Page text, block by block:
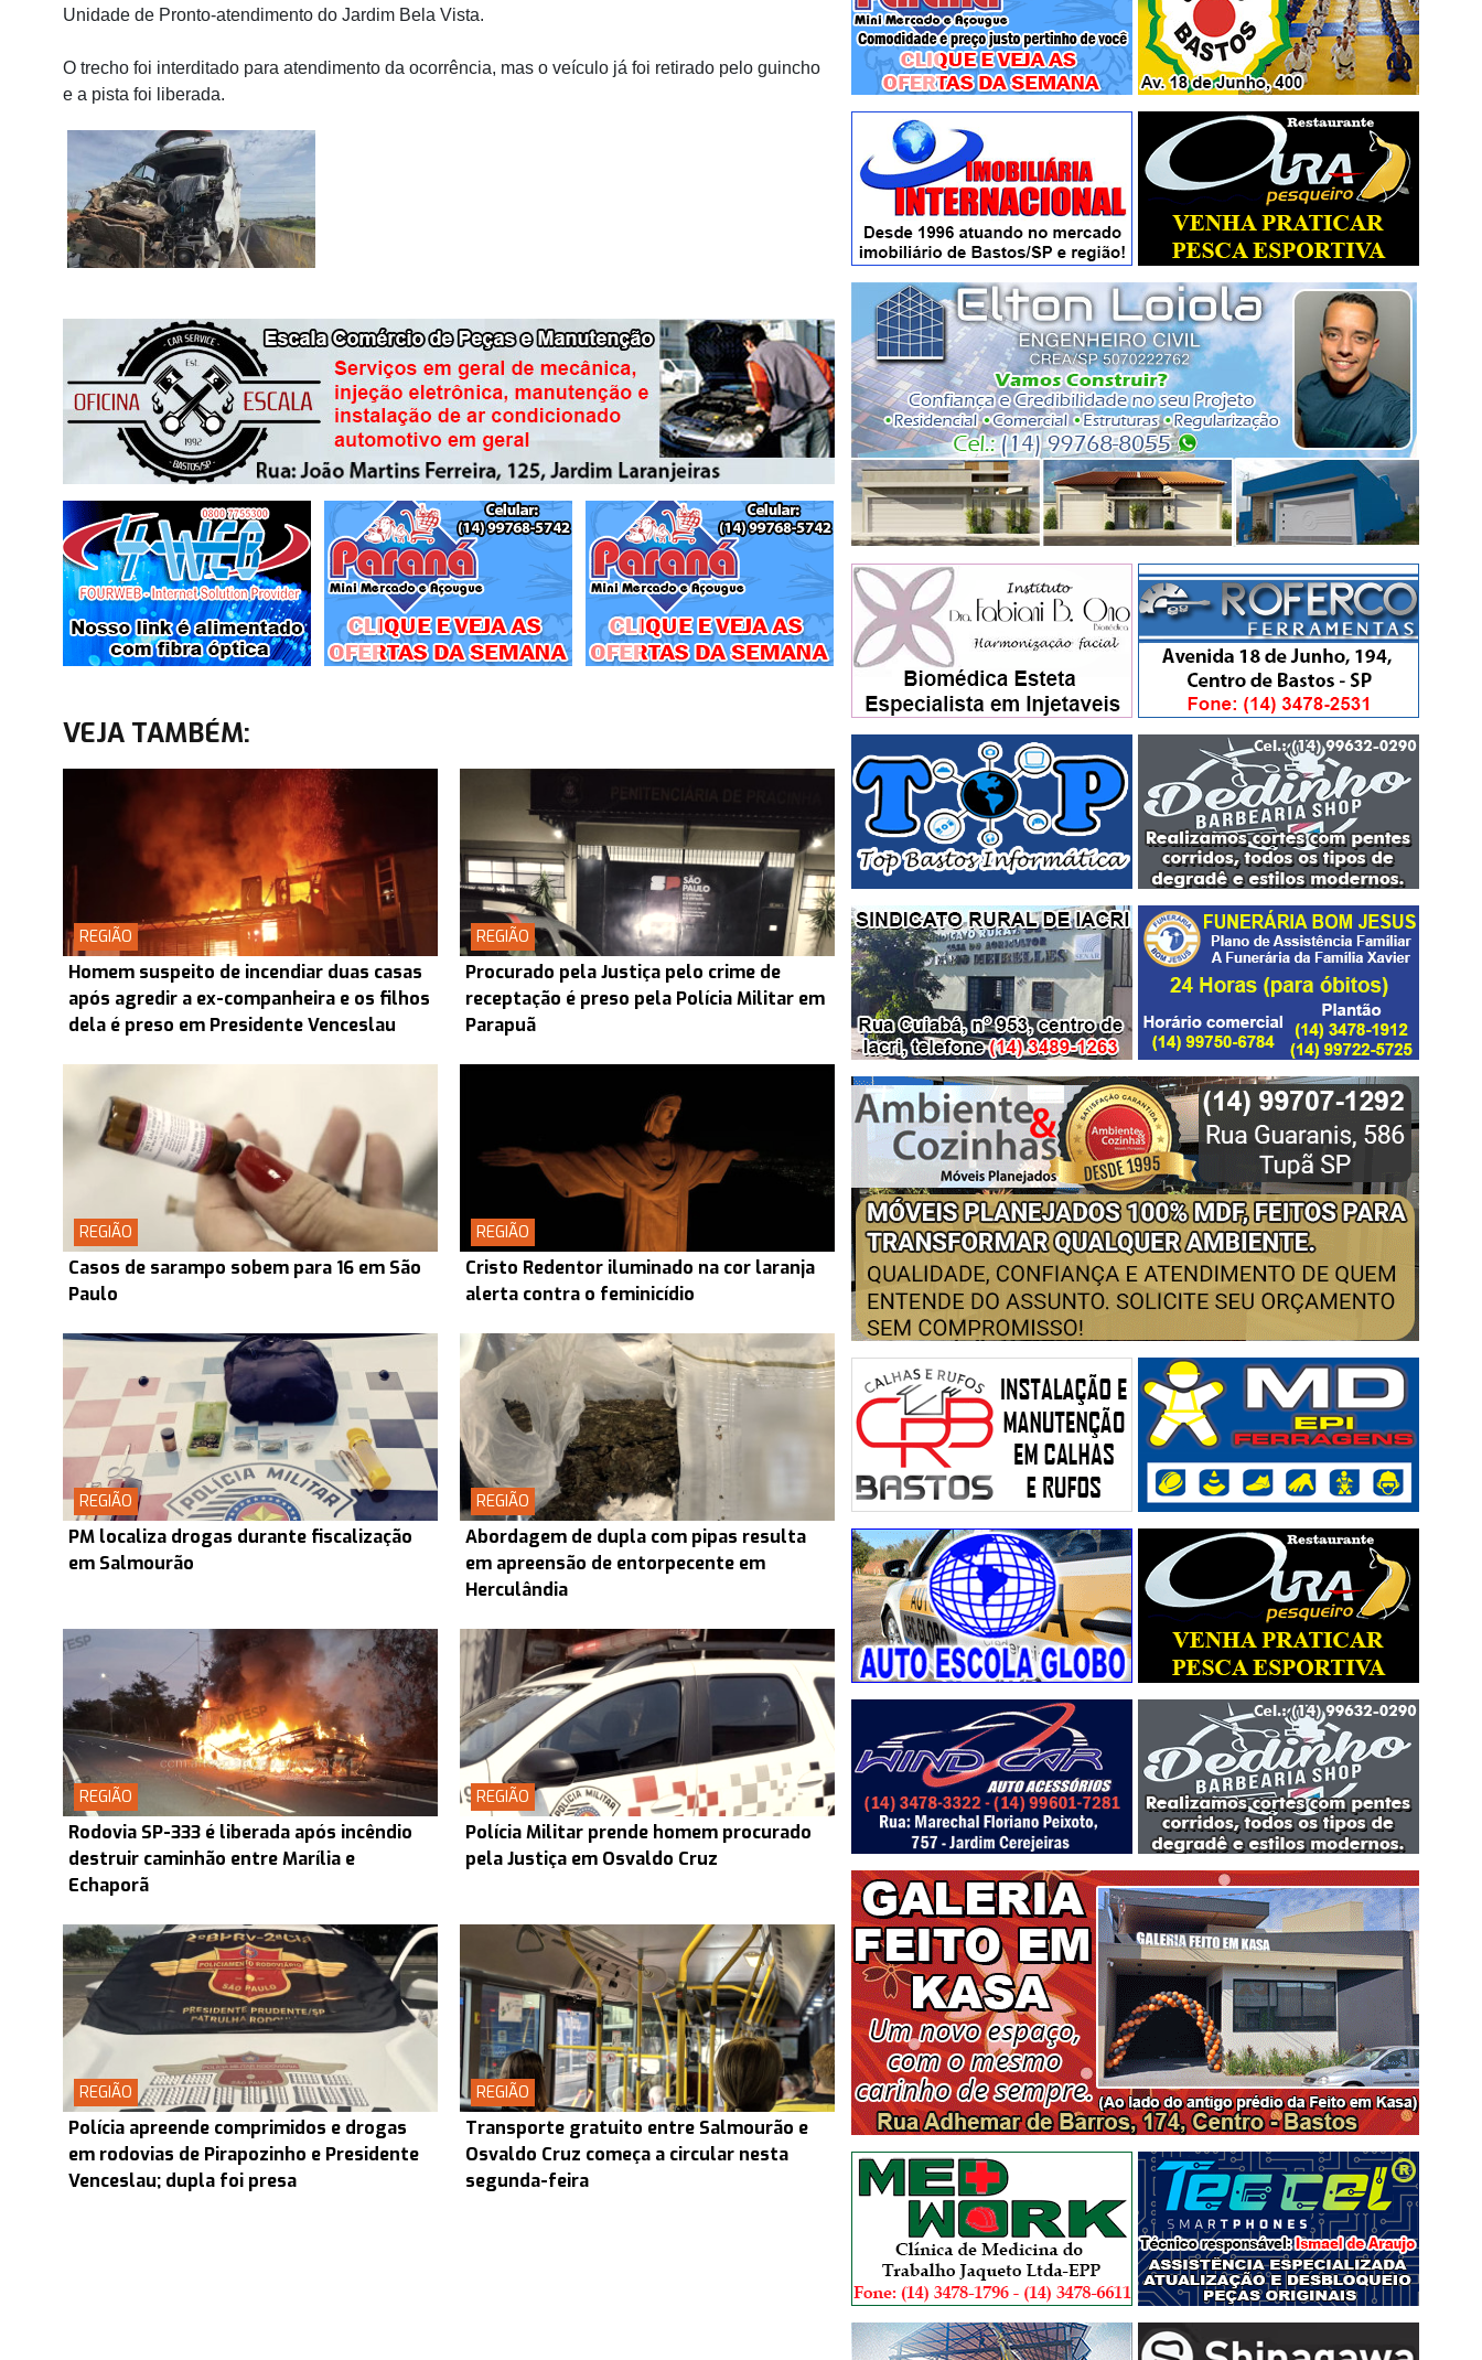
Unidade de Pronto-atendimento do Jardim Bela Vista.
O trecho foi interditado para atendimento da ocorrência, mas o veículo já foi retirado pelo guincho
e a pista foi liberada.
VEJA TAMBÉM:
REGIÃO
Homem suspeito de incendiar duas casas
após agredir a ex-companheira e os filhos
dela é preso em Presidente Venceslau
REGIÃO
Procurado pela Justiça pelo crime de
receptação é preso pela Polícia Militar em
Parapuã
REGIÃO
Casos de sarampo sobem para 16 em São
Paulo
REGIÃO
Cristo Redentor iluminado na cor laranja
alerta contra o feminicídio
REGIÃO
PM localiza drogas durante fiscalização
em Salmourão
REGIÃO
Abordagem de dupla com pipas resulta
em apreensão de entorpecente em
Herculândia
REGIÃO
Rodovia SP-333 é liberada após incêndio
destruir caminhão entre Marília e
Echaporã
REGIÃO
Polícia Militar prende homem procurado
pela Justiça em Osvaldo Cruz
REGIÃO
Polícia apreende comprimidos e drogas
em rodovias de Pirapozinho e Presidente
Venceslau; dupla foi presa
REGIÃO
Transporte gratuito entre Salmourão e
Osvaldo Cruz começa a circular nesta
segunda-feira